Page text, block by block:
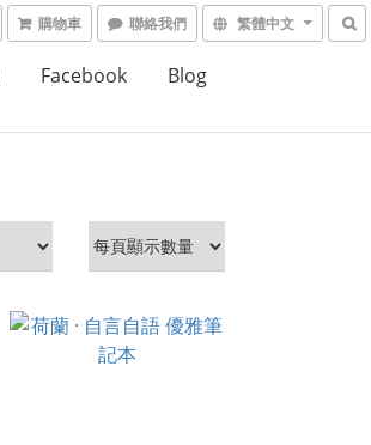
購物車 聯絡我們 繁體中文
Facebook Blog